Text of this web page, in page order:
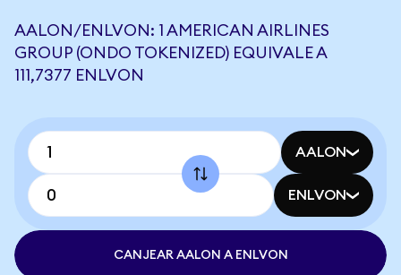
AALON/ENLVON: 1 AMERICAN AIRLINES
GROUP (ONDO TOKENIZED) EQUIVALE A
111,7377 ENLVON
AALON
ENLVON
CANJEAR AALON A ENLVON